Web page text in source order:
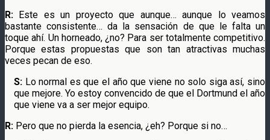
R: Este es un proyecto que aunque… aunque lo veamos
bastante consistente… da la sensación de que le falta un
toque ahí. Un horneado, ¿no? Para ser totalmente competitivo.
Porque estas propuestas que son tan atractivas muchas
veces pecan de eso.
S: Lo normal es que el año que viene no solo siga así, sino
que mejore. Yo estoy convencido de que el Dortmund el año
que viene va a ser mejor equipo.
R: Pero que no pierda la esencia, ¿eh? Porque si no…